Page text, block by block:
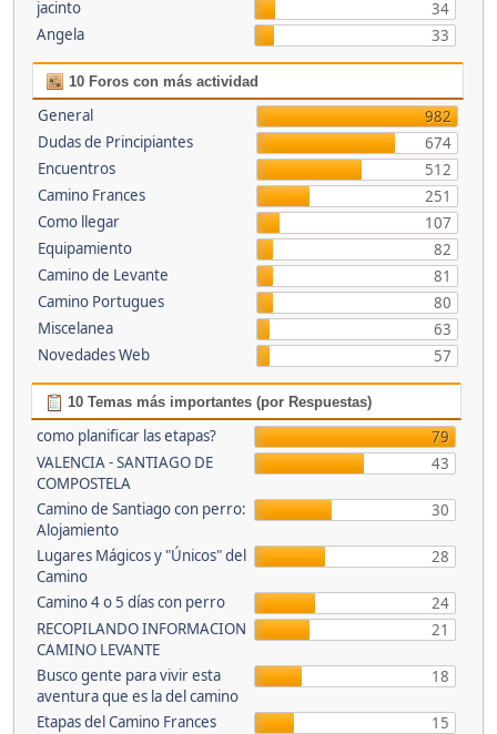
jacinto
34
Angela
33
10 Foros con más actividad
General
982
Dudas de Principiantes
674
Encuentros
512
Camino Frances
251
Como llegar
107
Equipamiento
82
Camino de Levante
81
Camino Portugues
80
Miscelanea
63
Novedades Web
57
10 Temas más importantes (por Respuestas)
como planificar las etapas?
79
VALENCIA - SANTIAGO DE
COMPOSTELA
43
Camino de Santiago con perro:
Alojamiento
30
Lugares Mágicos y "Únicos" del
Camino
28
Camino 4 o 5 días con perro
24
RECOPILANDO INFORMACION
CAMINO LEVANTE
21
Busco gente para vivir esta
aventura que es la del camino
18
Etapas del Camino Frances
15